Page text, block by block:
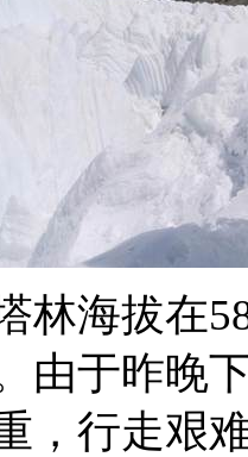
林海拔在
由于昨晚
，行走艰